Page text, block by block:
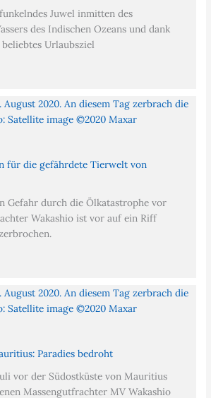
Juwel inmitten des
des Indischen Ozeans und dank
Urlaubsziel
für die gefährdete Tierwelt von
Gefahr durch die Ölkatastrophe vor
Wakashio ist vor auf ein Riff
Paradies bedroht
vor der Südostküste von Mauritius
Massengutfrachter MV Wakashio